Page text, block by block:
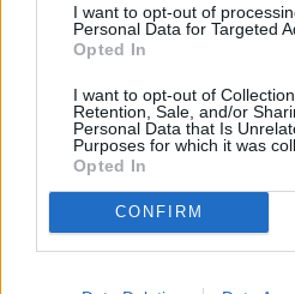
I want to opt-out of
Personal Data for Targeted
Opted In
I want to opt-out of
Retention, Sale, and/or
Personal Data that Is
Purposes for which it was
Opted In
CONFIRM
Nowość
"Nie będzie podatku od